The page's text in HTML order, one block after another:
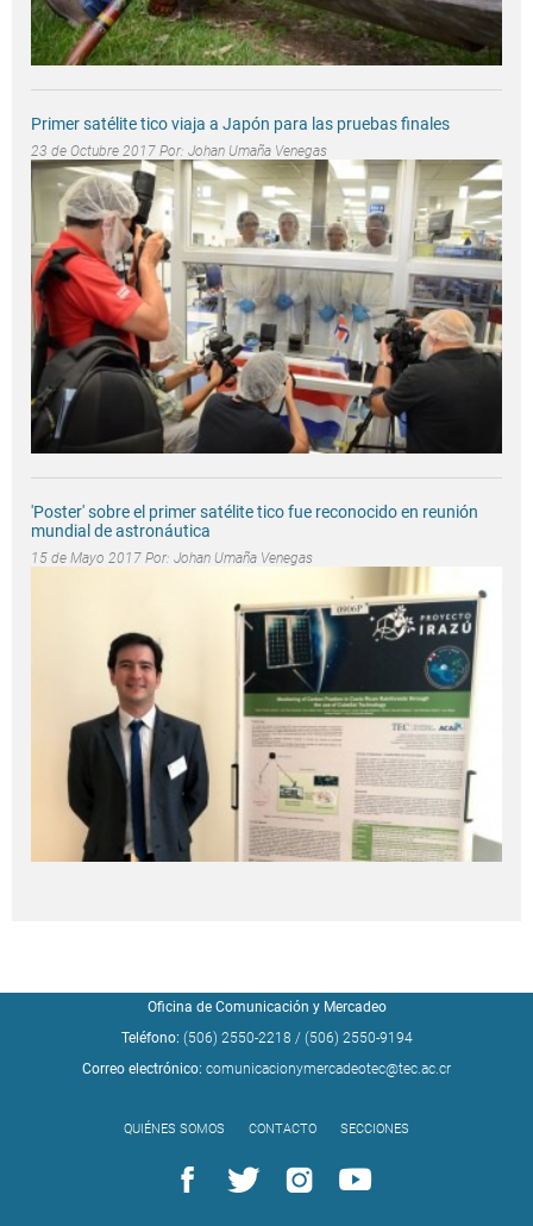
Primer satélite tico viaja a Japón para las pruebas finales
23 de Octubre 2017 Por: Johan Umaña Venegas
'Poster' sobre el primer satélite tico fue reconocido en reunión
mundial de astronáutica
15 de Mayo 2017 Por: Johan Umaña Venegas
Oficina de Comunicación y Mercadeo
Teléfono: (506) 2550-2218 / (506) 2550-9194
Correo electrónico: comunicacionymercadeotec@tec.ac.cr
QUIÉNES SOMOS CONTACTO SECCIONES